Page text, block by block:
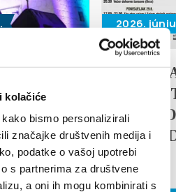
kolačiće
bismo personalizirali
značajke društvenih medija i
podatke o vašoj upotrebi
s partnerima za društvene
a oni ih mogu kombinirati s
21 227 933
30,
Útvonalak
stars
2026.
17th
FAIR